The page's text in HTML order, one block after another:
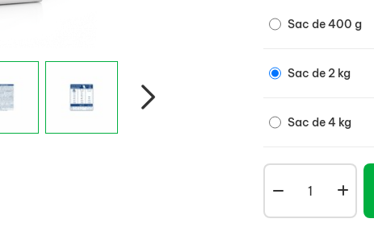
NONSac de 400 g
Sac de 2 kg
Sac de 4 kg